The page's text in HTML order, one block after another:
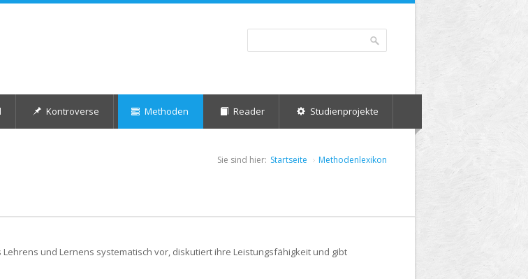
Suchformular
Kontroverse Methoden Reader Studienprojekte
Sie sind hier: Startseite Methodenlexikon
und Lernens systematisch vor, diskutiert ihre Leistungsfähigkeit und gibt